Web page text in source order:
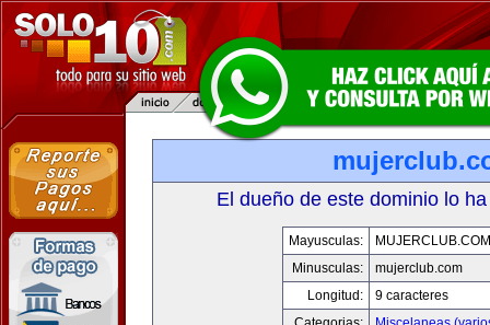
El dueño de este dominio lo
Mayusculas:
MUJERCLUB.COM
Minusculas:
mujerclub.com
Longitud:
9 caracteres